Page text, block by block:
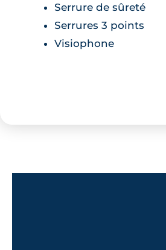
Serrure de sûreté
Serrures 3 points
Visiophone